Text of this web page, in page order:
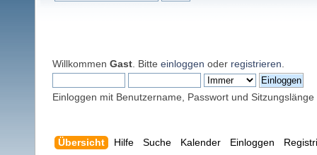
Willkommen Gast . Bitte einloggen oder registrieren
Einloggen mit Benutzername, Passwort und Sitzungslänge
Übersicht Hilfe Suche Kalender Einloggen